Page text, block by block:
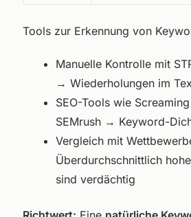
Tools zur Erkennung von
Manuelle Kontrolle mit
→ Wiederholungen im
SEO-Tools wie
SEMrush → Keyword-
Vergleich mit
Überdurchschnittlich
sind verdächtig